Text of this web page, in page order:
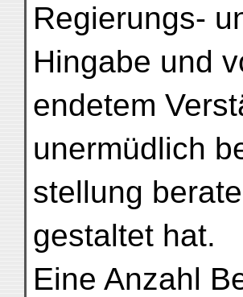
Regierungs-
Hingabe und
endetem
unermüdlich
stellung
gestaltet hat.
Eine Anzahl